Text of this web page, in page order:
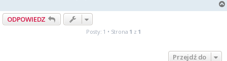
ODPOWIEDZ
Posty: 1 • Strona 1 z 1
Przejdź do